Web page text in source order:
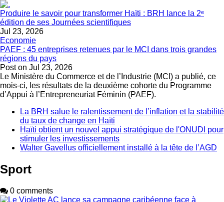
Produire le savoir pour transformer Haïti : BRH lance la 2ᵉ
édition de ses Journées scientifiques
Jul 23, 2026
Economie
PAEF : 45 entreprises retenues par le MCI dans trois grandes
régions du pays
Post on Jul 23, 2026
Le Ministère du Commerce et de l’Industrie (MCI) a publié, ce
mois-ci, les résultats de la deuxième cohorte du Programme
d’Appui à l’Entrepreneuriat Féminin (PAEF).
La BRH salue le ralentissement de l’inflation et la stabilité
du taux de change en Haïti
Haïti obtient un nouvel appui stratégique de l'ONUDI pour
stimuler les investissements
Walter Gavellus officiellement installé à la tête de l’AGD
Sport
0 comments